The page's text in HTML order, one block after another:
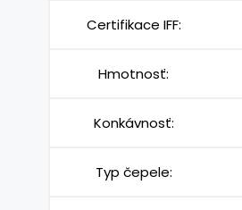
Certifikace IFF:
Hmotnosť:
Konkávnosť:
Typ čepele: